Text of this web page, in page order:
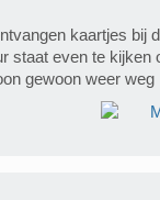
kaartjes bij
staat even te kijken
gewoon weer weg